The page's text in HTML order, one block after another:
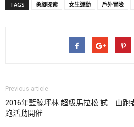
TAGS 勇腳探索 女生運動 戶外冒險
Previous article
2016年藍鯨坪林 超級馬拉松 試
跑活動開催
山跑